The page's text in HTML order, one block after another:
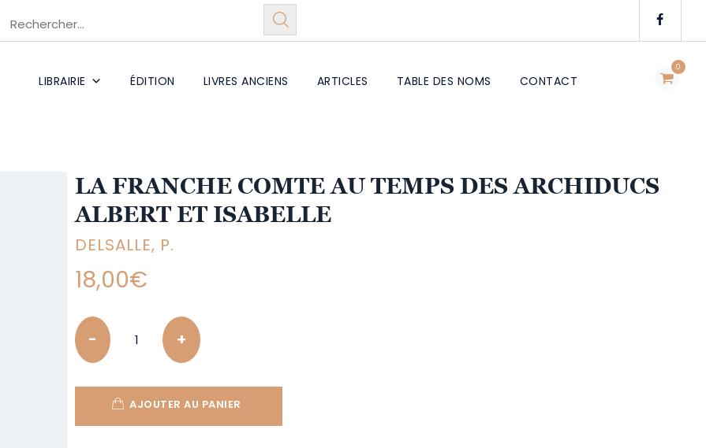
0
LIBRAIRIE ÉDITION LIVRES ANCIENS ARTICLES TABLE DES NOMS CONTACT
LA FRANCHE COMTE AU TEMPS DES ARCHIDUCS
ALBERT ET ISABELLE
DELSALLE, P.
18,00€
Quantity
AJOUTER AU PANIER